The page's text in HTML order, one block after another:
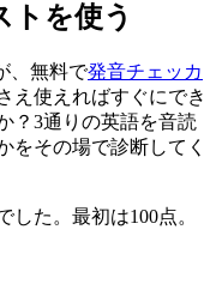
トを使う
、無料で発音チェッカ
え使えればすぐにでき
？3通りの英語を音読
をその場で診断してく
た。最初は100点。